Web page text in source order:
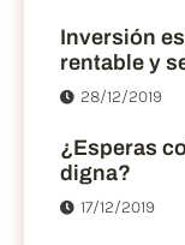
Inversión
rentable y
28/12/2019
¿Esperas
digna?
17/12/2019